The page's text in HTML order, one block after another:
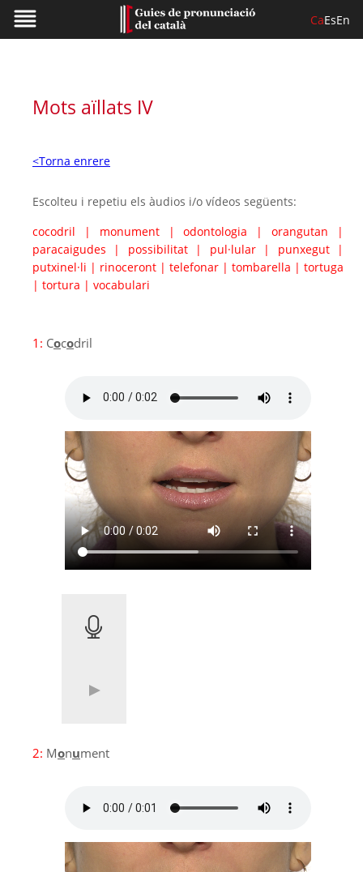
CaEsEn
Mots aïllats IV
<Torna enrere
Escolteu i repetiu els àudios i/o vídeos següents:
cocodril
| monument |odontologia |orangutan
|
paracaigudes
| possibilitat | pul·lular | punxegut
|
putxinel·li | rinoceront | telefonar | tombarella | tortuga
| tortura | vocabulari
1: Cocodril
2: Monument